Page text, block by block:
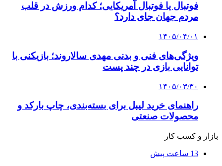
فوتبال یا فوتبال آمریکایی؛ کدام ورزش در قلب
مردم جهان جای دارد؟
۱۴۰۵/۰۴/۰۱
ویژگی‌های فنی و بدنی مهدی سالاروند؛ بازیکنی با
توانایی بازی در چند پست
۱۴۰۵/۰۳/۳۰
راهنمای خرید لیبل برای بسته‌بندی، چاپ بارکد و
محصولات صنعتی
بازار و کسب کار
13 ساعت پیش